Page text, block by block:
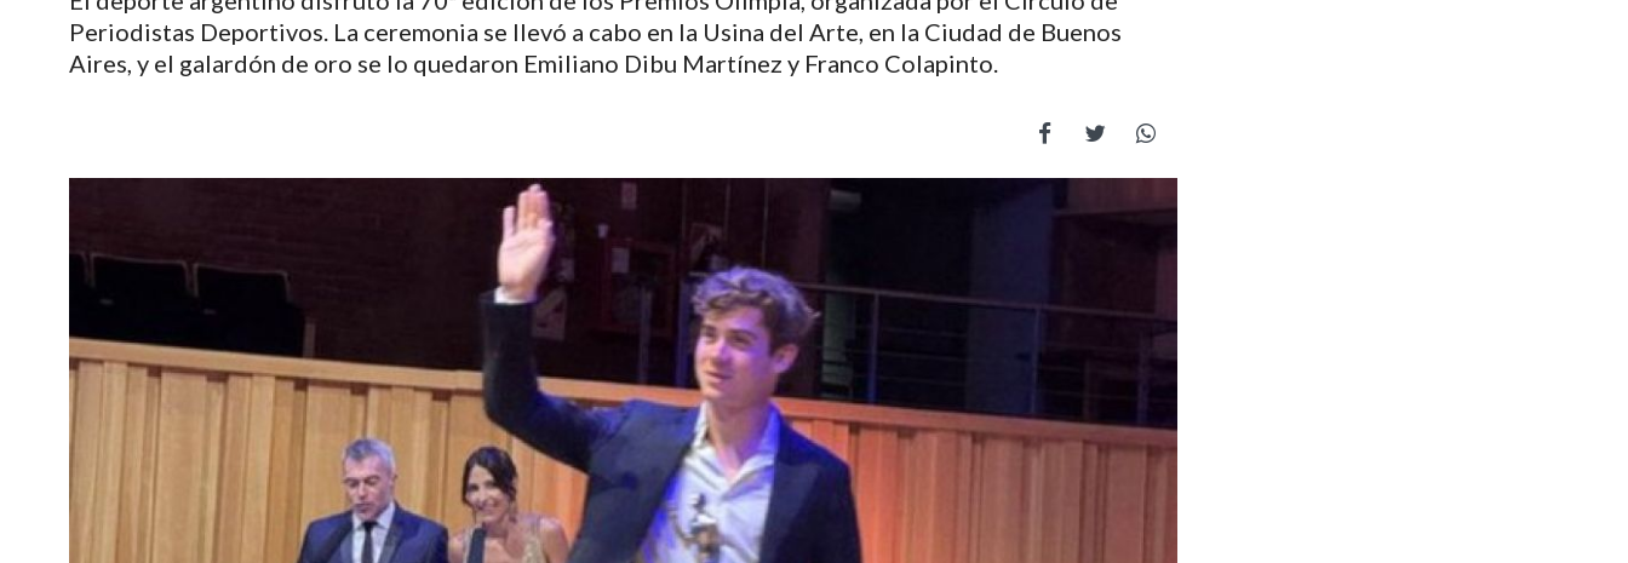
Periodistas Deportivos. La ceremonia se llevó a cabo en la Usina del Arte, en la Ciudad de Buenos
Aires, y el galardón de oro se lo quedaron Emiliano Dibu Martínez y Franco Colapinto.